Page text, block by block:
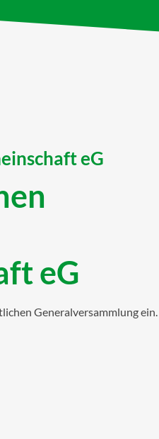
eG
eG
Generalversammlung ein.